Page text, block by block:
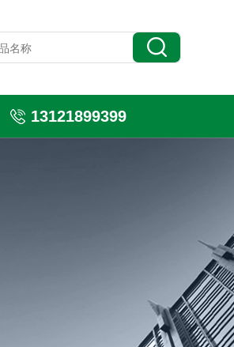
13121899399